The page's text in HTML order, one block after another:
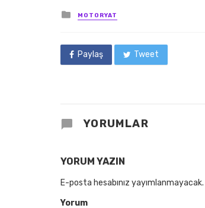
Posted
in
MOTORYAT
Paylaş Tweet
YORUMLAR
YORUM YAZIN
E-posta hesabınız yayımlanmayacak.
Yorum